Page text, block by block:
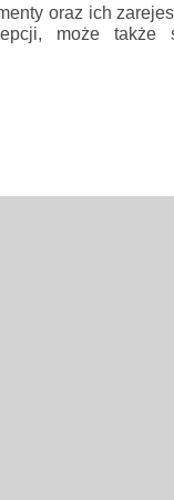
oraz ich
może także